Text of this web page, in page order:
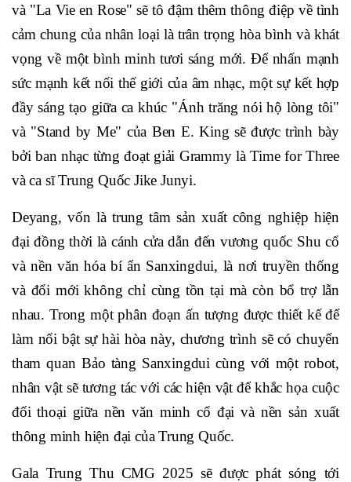
và "La Vie en Rose" sẽ tô đậm thêm thông điệp về tình
cảm chung của nhân loại là trân trọng hòa bình và khát
vọng về một bình minh tươi sáng mới. Để nhấn mạnh
sức mạnh kết nối thế giới của âm nhạc, một sự kết hợp
đầy sáng tạo giữa ca khúc "Ánh trăng nói hộ lòng tôi"
và "Stand by Me" của Ben E. King sẽ được trình bày
bởi ban nhạc từng đoạt giải Grammy là Time for Three
và ca sĩ Trung Quốc Jike Junyi.
Deyang, vốn là trung tâm sản xuất công nghiệp hiện
đại đồng thời là cánh cửa dẫn đến vương quốc Shu cổ
và nền văn hóa bí ẩn Sanxingdui, là nơi truyền thống
và đổi mới không chỉ cùng tồn tại mà còn bổ trợ lẫn
nhau. Trong một phân đoạn ấn tượng được thiết kế để
làm nổi bật sự hài hòa này, chương trình sẽ có chuyến
tham quan Bảo tàng Sanxingdui cùng với một robot,
nhân vật sẽ tương tác với các hiện vật để khắc họa cuộc
đối thoại giữa nền văn minh cổ đại và nền sản xuất
thông minh hiện đại của Trung Quốc.
Gala Trung Thu CMG 2025 sẽ được phát sóng tới